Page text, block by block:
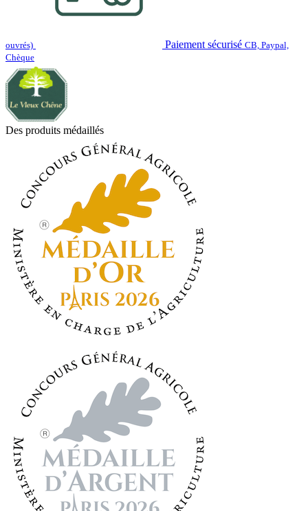
ouvrés) Paiement sécurisé CB, Paypal,
Chèque
Des produits médaillés